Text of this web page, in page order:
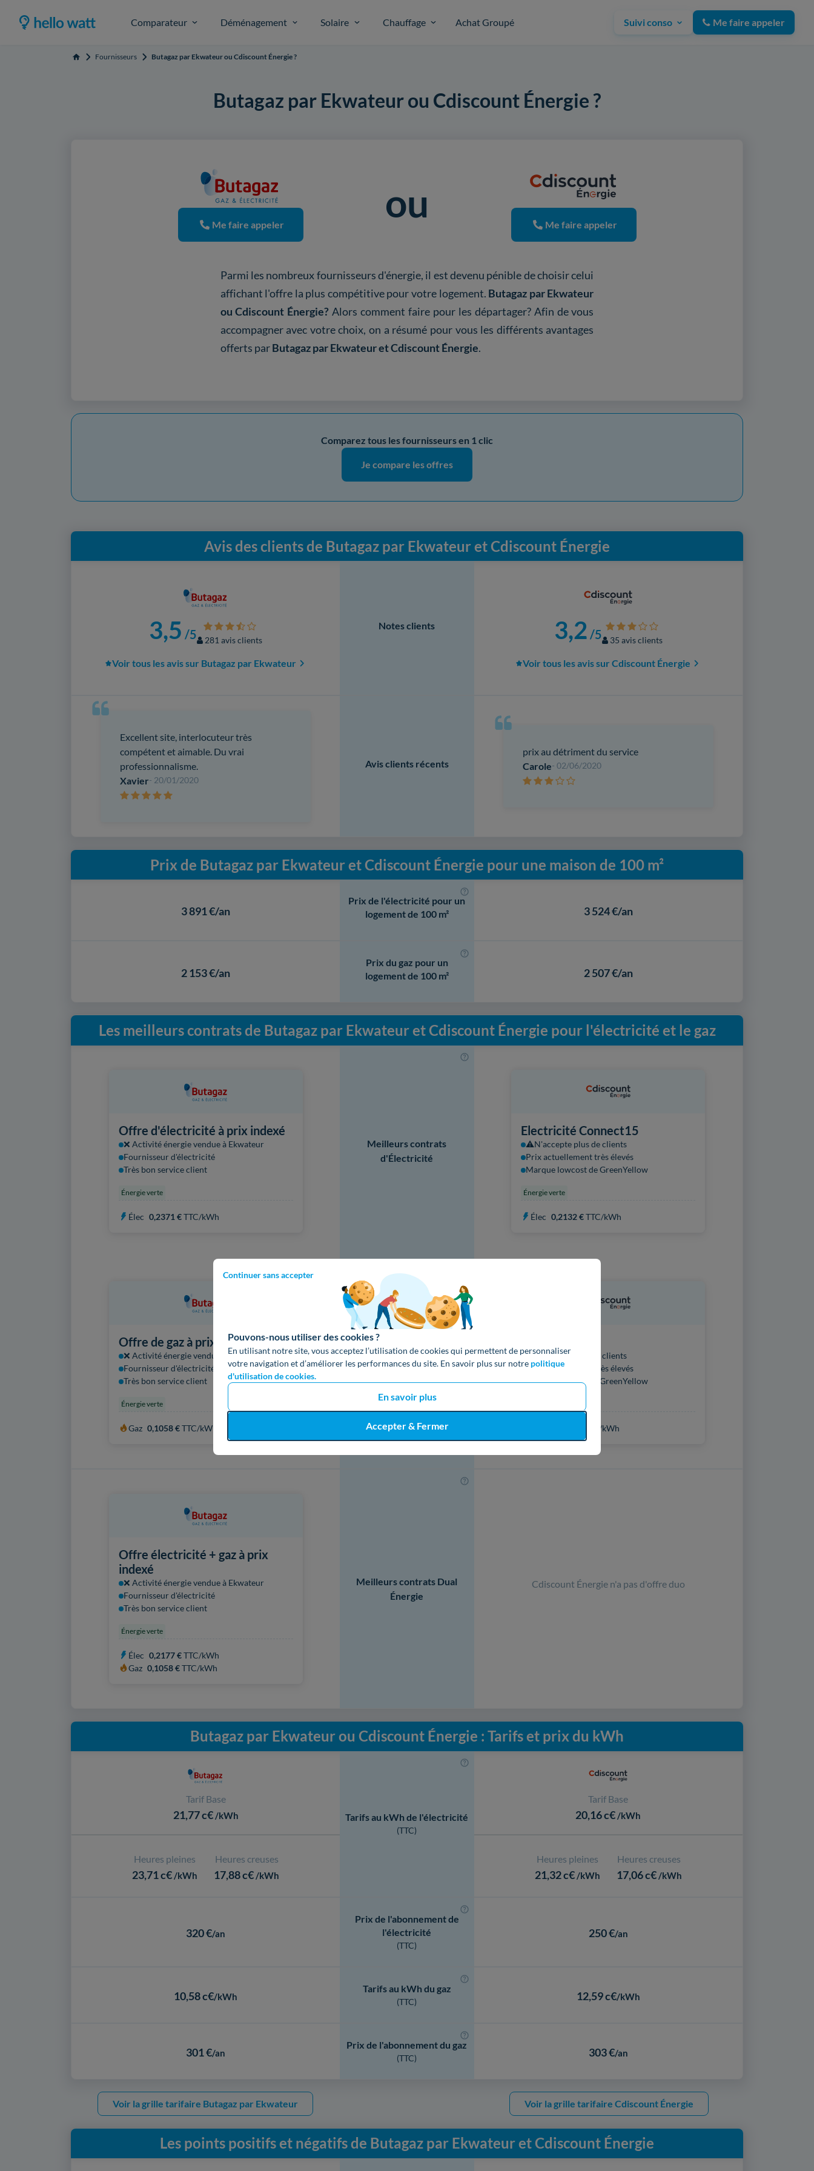
Comparateur Déménagement Solaire Chauffage Achat Groupé Suivi conso Me faire appeler
Accueil Fournisseurs Butagaz par Ekwateur ou Cdiscount Énergie ?
Continuer sans accepter
Pouvons-nous utiliser des cookies ?
En utilisant notre site, vous acceptez l’utilisation de cookies qui permettent de personnaliser
votre navigation et d’améliorer les performances du site. En savoir plus sur notre politique
d'utilisation de cookies.
En savoir plus
Accepter & Fermer
Butagaz par Ekwateur ou Cdiscount Énergie ?
Me faire appeler ou Me faire appeler
Parmi les nombreux fournisseurs d'énergie, il est devenu pénible de choisir celui
affichant l'offre la plus compétitive pour votre logement. Butagaz par Ekwateur
ou Cdiscount Énergie? Alors comment faire pour les départager? Afin de vous
accompagner avec votre choix, on a résumé pour vous les différents avantages
offerts parButagaz par Ekwateur et Cdiscount Énergie.
Comparez tous les fournisseurs en 1 clic
Je compare les offres
Avis des clients de Butagaz par Ekwateur et Cdiscount Énergie
3,5 /5 281 avis clients
Voir tous les avis sur Butagaz par Ekwateur
Notes clients 3,2 /5 35 avis clients
Voir tous les avis sur Cdiscount Énergie
Excellent site, interlocuteur très
compétent et aimable. Du vrai
professionnalisme.
Xavier- 20/01/2020
Avis clients récents
prix au détriment du service
Carole- 02/06/2020
Prix de Butagaz par Ekwateur et Cdiscount Énergie pour une maison de 100 m²
3 891 €/an
Prix de l'électricité pour un
logement de 100 m²
3 524 €/an
2 153 €/an
Prix du gaz pour un
logement de 100 m²
2 507 €/an
Les meilleurs contrats de Butagaz par Ekwateur et Cdiscount Énergie pour l'électricité et le gaz
Offre d'électricité à prix indexé
❌ Activité énergie vendue à Ekwateur
Fournisseur d'électricité
Très bon service client
Énergie verte
Élec 0,2371 €TTC/kWh
Meilleurs contrats
d'Électricité
Electricité Connect15
⚠️N'accepte plus de clients
Prix actuellement très élevés
Marque lowcost de GreenYellow
Énergie verte
Élec 0,2132 €TTC/kWh
Offre de gaz à prix indexé
❌ Activité énergie vendue à Ekwateur
Fournisseur d'électricité
Très bon service client
Énergie verte
Gaz 0,1058 €TTC/kWh
Meilleurs contrats de Gaz
⚠️N'accepte plus de clients
Prix actuellement très élevés
Marque lowcost de GreenYellow
TTC/kWh
Offre électricité + gaz à prix
indexé
❌ Activité énergie vendue à Ekwateur
Fournisseur d'électricité
Très bon service client
Énergie verte
Élec 0,2177 €TTC/kWh
Gaz 0,1058 €TTC/kWh
Meilleurs contrats Dual
Énergie
Cdiscount Énergie n'a pas d'offre duo
Butagaz par Ekwateur ou Cdiscount Énergie : Tarifs et prix du kWh
Tarif Base
21,77 c€ /kWh
Heures pleines
23,71 c€ /kWh
Heures creuses
17,88 c€ /kWh
Tarifs au kWh de l'électricité
(TTC)
Tarif Base
20,16 c€ /kWh
Heures pleines
21,32 c€ /kWh
Heures creuses
17,06 c€ /kWh
320 €/an
Prix de l'abonnement de
l'électricité
(TTC)
250 €/an
10,58 c€/kWh
Tarifs au kWh du gaz
(TTC) 12,59 c€/kWh
301 €/an
Prix de l'abonnement du gaz
(TTC) 303 €/an
Voir la grille tarifaire Butagaz par Ekwateur Voir la grille tarifaire Cdiscount Énergie
Les points positifs et négatifs de Butagaz par Ekwateur et Cdiscount Énergie